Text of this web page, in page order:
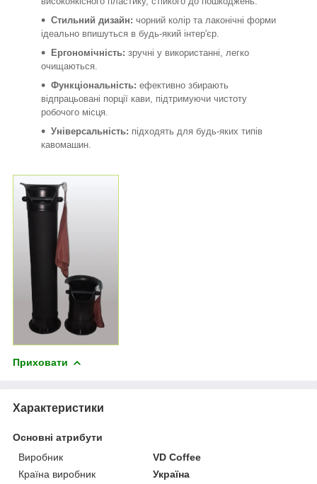
Стильний дизайн: чорний колір та лаконічні форми
ідеально впишуться в будь-який інтер'єр.
Ергономічність: зручні у використанні, легко
очищаються.
Функціональність: ефективно збирають
відпрацьовані порції кави, підтримуючи чистоту
робочого місця.
Універсальність: підходять для будь-яких типів
кавомашин.
Приховати
Характеристики
Основні атрибути
Виробник
VD Coffee
Країна виробник
Україна